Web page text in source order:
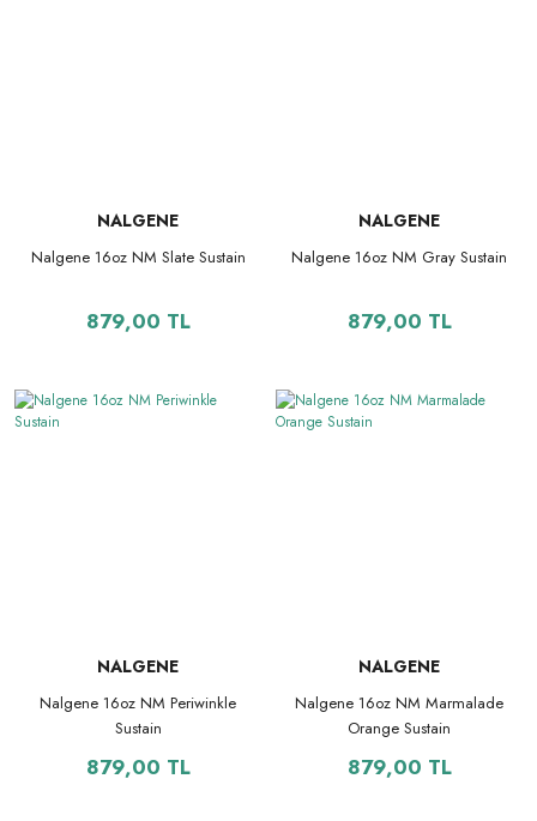
NALGENE
Nalgene 16oz NM Slate Sustain
879,00 TL
NALGENE
Nalgene 16oz NM Gray Sustain
879,00 TL
NALGENE
Nalgene 16oz NM Periwinkle
Sustain
879,00 TL
NALGENE
Nalgene 16oz NM Marmalade
Orange Sustain
879,00 TL